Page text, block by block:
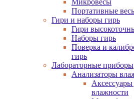
Микровесы
Портативные
Гири и наборы гирь
Гири
Наборы гирь
Поверка и
гирь
Лабораторные приборы
Анализаторы
Аксессуары
влажности